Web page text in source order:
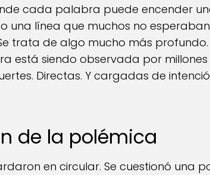
cada palabra puede encender
una línea que muchos no
trata de algo mucho más
está siendo observada por
Directas. Y cargadas de
de la polémica
en circular. Se cuestionó una